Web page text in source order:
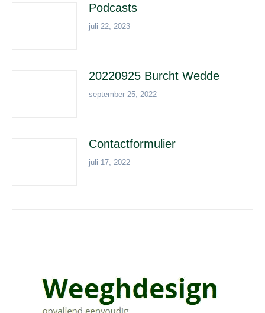
Podcasts
juli 22, 2023
20220925 Burcht Wedde
september 25, 2022
Contactformulier
juli 17, 2022